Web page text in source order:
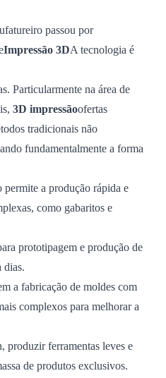
passou por
Impressão 3DA tecnologia é
Particularmente na área de
3Dimpressãoofertas
tradicionais não
fundamentalmente a forma
permite a produção rápida e
como gabaritos e
prototipagem e produção de
dias.
a fabricação de moldes com
complexos para melhorar a
produzir ferramentas leves e
de produtos exclusivos.